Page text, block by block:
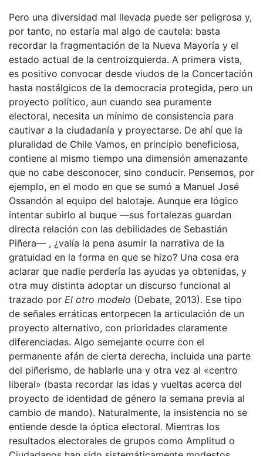
Pero una diversidad mal llevada puede ser peligrosa y,
por tanto, no estaría mal algo de cautela: basta
recordar la fragmentación de la Nueva Mayoría y el
estado actual de la centroizquierda. A primera vista,
es positivo convocar desde viudos de la Concertación
hasta nostálgicos de la democracia protegida, pero un
proyecto político, aun cuando sea puramente
electoral, necesita un mínimo de consistencia para
cautivar a la ciudadanía y proyectarse. De ahí que la
pluralidad de Chile Vamos, en principio beneficiosa,
contiene al mismo tiempo una dimensión amenazante
que no cabe desconocer, sino conducir. Pensemos, por
ejemplo, en el modo en que se sumó a Manuel José
Ossandón al equipo del balotaje. Aunque era lógico
intentar subirlo al buque —sus fortalezas guardan
directa relación con las debilidades de Sebastián
Piñera— , ¿valía la pena asumir la narrativa de la
gratuidad en la forma en que se hizo? Una cosa era
aclarar que nadie perdería las ayudas ya obtenidas, y
otra muy distinta adoptar un discurso funcional al
trazado por El otro modelo (Debate, 2013). Ese tipo
de señales erráticas entorpecen la articulación de un
proyecto alternativo, con prioridades claramente
diferenciadas. Algo semejante ocurre con el
permanente afán de cierta derecha, incluida una parte
del piñerismo, de hablarle una y otra vez al «centro
liberal» (basta recordar las idas y vueltas acerca del
proyecto de identidad de género la semana previa al
cambio de mando). Naturalmente, la insistencia no se
entiende desde la óptica electoral. Mientras los
resultados electorales de grupos como Amplitud o